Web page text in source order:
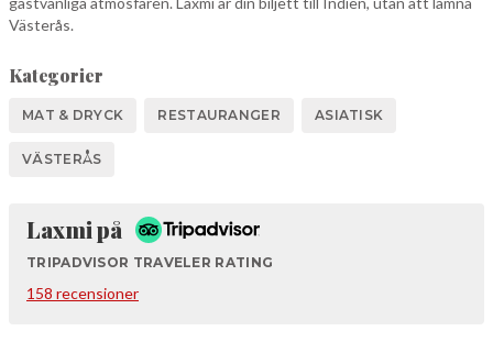
Västerås.
Kategorier
MAT & DRYCK RESTAURANGER ASIATISK
VÄSTERÅS
Laxmi på Tripadvisor
TRIPADVISOR TRAVELER RATING
158 recensioner